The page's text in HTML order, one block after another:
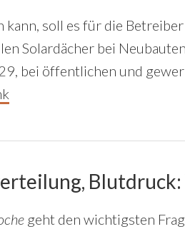
kann, soll es für die
Solardächer bei
bei öffentlichen und
geht den wichtigsten